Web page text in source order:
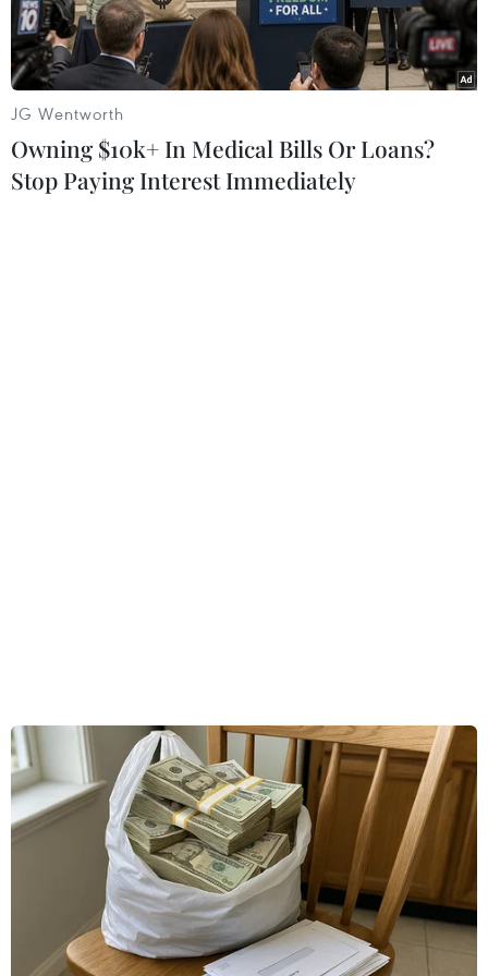
kiện.
Đoàn Việt Nam do Phó Chủ tịch nước Võ Thị
Ánh Xuân dẫn đầu đã tham gia tích cực các hoạt
động của hội nghị.
Các nguyên thủ quốc gia và các nhà lãnh đạo
các nước thành viên đã thông qua Tuyên bố
Djerba, các nghị quyết về tình hình khủng
JG Wentworth
Owning $10k+ In Medical Bills Or Loans?
Stop Paying Interest Immediately